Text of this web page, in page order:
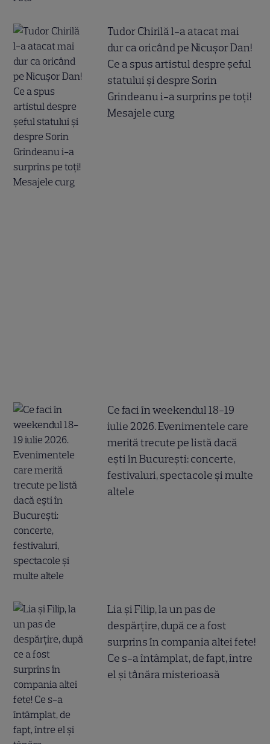
Tudor Chirilă l-a atacat mai
dur ca oricând pe Nicușor Dan!
Ce a spus artistul despre șeful
statului și despre Sorin
Grindeanu i-a surprins pe toți!
Mesajele curg
Ce faci în weekendul 18-19
iulie 2026. Evenimentele care
merită trecute pe listă dacă
ești în București: concerte,
festivaluri, spectacole și multe
altele
Lia și Filip, la un pas de
despărțire, după ce a fost
surprins în compania altei fete!
Ce s-a întâmplat, de fapt, între
el și tânăra misterioasă